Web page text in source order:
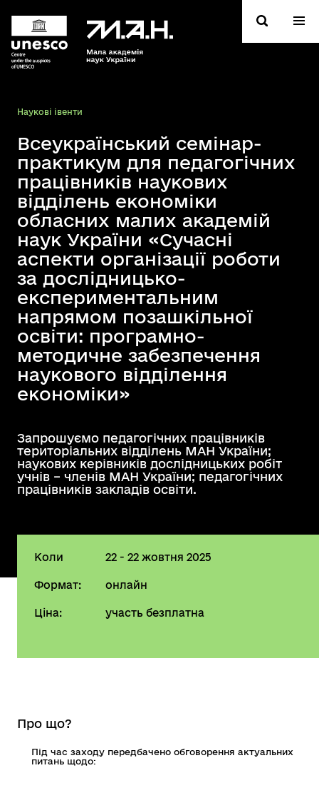
Hаукові івенти
Всеукраїнський семінар-
практикум для педагогічних
працівників наукових
відділень економіки
обласних малих академій
наук України «Сучасні
аспекти організації роботи
за дослідницько-
експериментальним
напрямом позашкільної
освіти: програмно-
методичне забезпечення
наукового відділення
економіки»
Запрошуємо педагогічних працівників
територіальних відділень МАН України;
наукових керівників дослідницьких робіт
учнів – членів МАН України; педагогічних
працівників закладів освіти.
Коли 22 - 22 жовтня 2025
Формат: онлайн
Ціна: участь безплатна
Про що?
Під час заходу передбачено обговорення актуальних
питань щодо: